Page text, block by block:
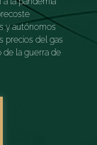
y autónomos
precios del gas
de la guerra de